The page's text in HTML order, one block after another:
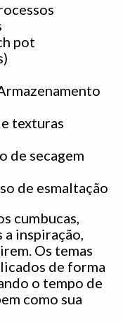
pot
texturas
de secagem
de esmaltação
cumbucas,
a inspiração,
Os temas
de forma
o tempo de
como sua